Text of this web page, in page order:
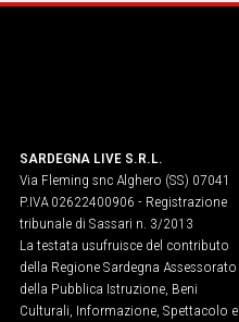
SARDEGNA LIVE S.R.L.
Via Fleming snc Alghero (SS) 07041
P.IVA 02622400906 - Registrazione
tribunale di Sassari n. 3/2013
La testata usufruisce del contributo
della Regione Sardegna Assessorato
della Pubblica Istruzione, Beni
Culturali, Informazione, Spettacolo e